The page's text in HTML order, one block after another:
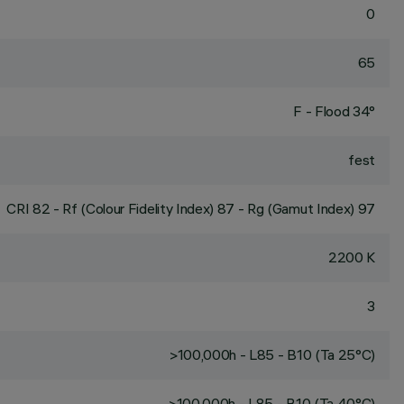
0
65
F - Flood 34°
fest
CRI 82 - Rf (Colour Fidelity Index) 87 - Rg (Gamut Index) 97
2200 K
3
>100,000h - L85 - B10 (Ta 25°C)